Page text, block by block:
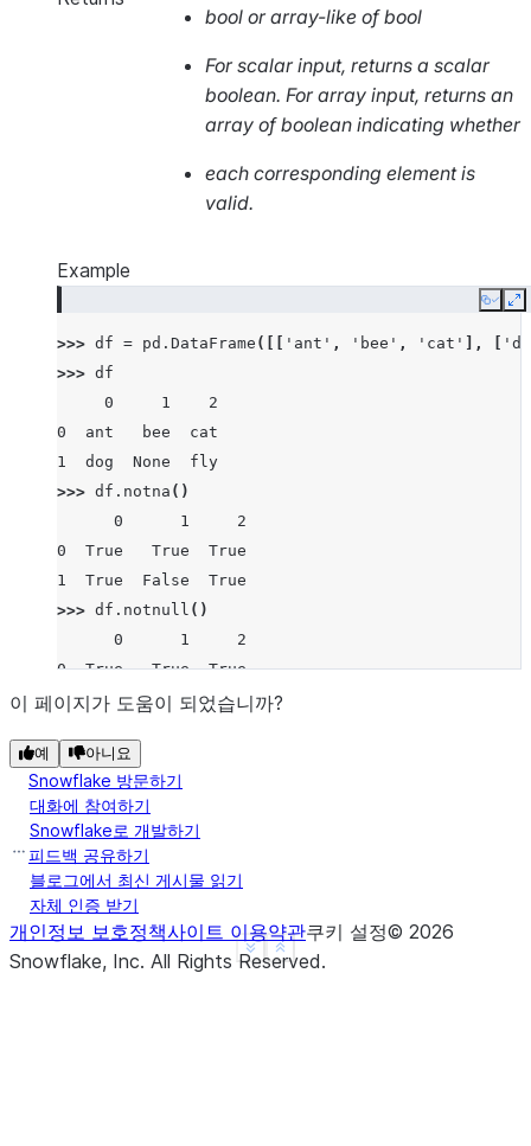
bool or array-like of bool
For scalar input, returns a scalar
boolean. For array input, returns an
array of boolean indicating whether
each corresponding element is
valid.
Example
Copy
>>> df = pd . DataFrame ([[ 'ant' , 'bee' , 'cat' ],
>>> df
     0     1    2
0  ant   bee  cat
1  dog  None  fly
>>> df . notna ()
      0      1     2
0  True   True  True
1  True  False  True
>>> df . notnull ()
      0      1     2
0  True   True  True
1  True  False  True
Show less
See more
이 페이지가 도움이 되었습니까?
예 아니요
Snowflake 방문하기
대화에 참여하기
Snowflake로 개발하기
피드백 공유하기
블로그에서 최신 게시물 읽기
자체 인증 받기
개인정보 보호정책사이트 이용약관쿠키 설정© 2026
Snowflake, Inc. All Rights Reserved.